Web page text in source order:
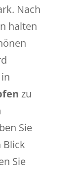
Nach
halten
in
zu
Sie
Blick
Sie